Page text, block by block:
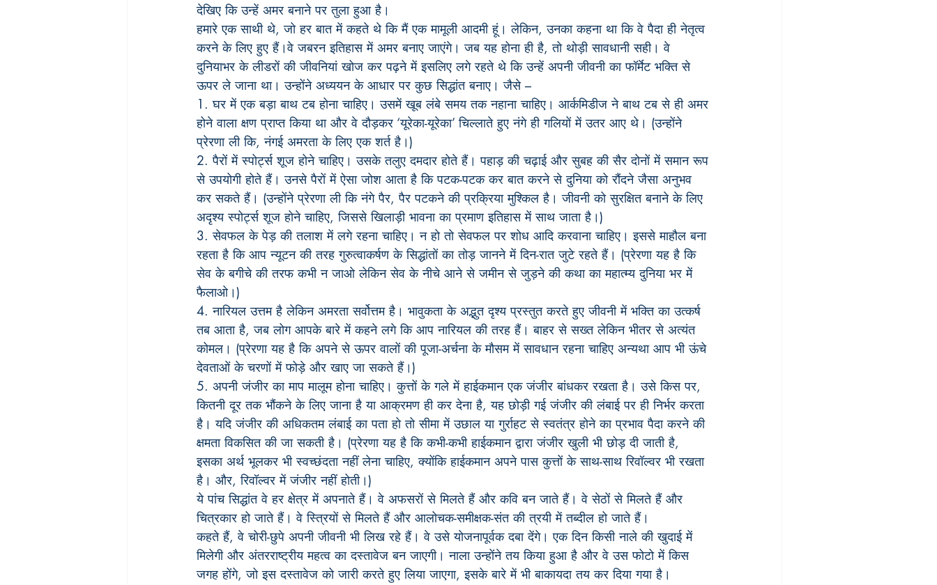
देखिए कि उन्हें अमर बनाने पर तुला हुआ है।
हमारे एक साथी थे, जो हर बात में कहते थे कि मैं एक मामूली आदमी हूं। लेकिन, उनका कहना था कि वे पैदा ही नेतृत्व
करने के लिए हुए हैं।वे जबरन इतिहास में अमर बनाए जाएंगे। जब यह होना ही है, तो थोड़ी सावधानी सही। वे
दुनियाभर के लीडरों की जीवनियां खोज कर पढ़ने में इसलिए लगे रहते थे कि उन्हें अपनी जीवनी का फॉर्मेट भक्ति से
ऊपर ले जाना था। उन्होंने अध्ययन के आधार पर कुछ सिद्धांत बनाए। जैसे –
1. घर में एक बड़ा बाथ टब होना चाहिए। उसमें खूब लंबे समय तक नहाना चाहिए। आर्कमिडीज ने बाथ टब से ही अमर
होने वाला क्षण प्राप्त किया था और वे दौड़कर ‘यूरेका-यूरेका’ चिल्लाते हुए नंगे ही गलियों में उतर आए थे। (उन्होंने
प्रेरणा ली कि, नंगई अमरता के लिए एक शर्त है।)
2. पैरों में स्पोर्ट्स शूज होने चाहिए। उसके तलुए दमदार होते हैं। पहाड़ की चढ़ाई और सुबह की सैर दोनों में समान रूप
से उपयोगी होते हैं। उनसे पैरों में ऐसा जोश आता है कि पटक-पटक कर बात करने से दुनिया को रौंदने जैसा अनुभव
कर सकते हैं। (उन्होंने प्रेरणा ली कि नंगे पैर, पैर पटकने की प्रक्रिया मुश्किल है। जीवनी को सुरक्षित बनाने के लिए
अदृश्य स्पोर्ट्स शूज होने चाहिए, जिससे खिलाड़ी भावना का प्रमाण इतिहास में साथ जाता है।)
3. सेवफल के पेड़ की तलाश में लगे रहना चाहिए। न हो तो सेवफल पर शोध आदि करवाना चाहिए। इससे माहौल बना
रहता है कि आप न्यूटन की तरह गुरुत्वाकर्षण के सिद्धांतों का तोड़ जानने में दिन-रात जुटे रहते हैं। (प्रेरणा यह है कि
सेव के बगीचे की तरफ कभी न जाओ लेकिन सेव के नीचे आने से जमीन से जुड़ने की कथा का महात्म्य दुनिया भर में
फैलाओ।)
4. नारियल उत्तम है लेकिन अमरता सर्वोत्तम है। भावुकता के अद्भुत दृश्य प्रस्तुत करते हुए जीवनी में भक्ति का उत्कर्ष
तब आता है, जब लोग आपके बारे में कहने लगे कि आप नारियल की तरह हैं। बाहर से सख्त लेकिन भीतर से अत्यंत
कोमल। (प्रेरणा यह है कि अपने से ऊपर वालों की पूजा-अर्चना के मौसम में सावधान रहना चाहिए अन्यथा आप भी ऊंचे
देवताओं के चरणों में फोड़े और खाए जा सकते हैं।)
5. अपनी जंजीर का माप मालूम होना चाहिए। कुत्तों के गले में हाईकमान एक जंजीर बांधकर रखता है। उसे किस पर,
कितनी दूर तक भौंकने के लिए जाना है या आक्रमण ही कर देना है, यह छोड़ी गई जंजीर की लंबाई पर ही निर्भर करता
है। यदि जंजीर की अधिकतम लंबाई का पता हो तो सीमा में उछाल या गुर्राहट से स्वतंत्र होने का प्रभाव पैदा करने की
क्षमता विकसित की जा सकती है। (प्रेरणा यह है कि कभी-कभी हाईकमान द्वारा जंजीर खुली भी छोड़ दी जाती है,
इसका अर्थ भूलकर भी स्वच्छंदता नहीं लेना चाहिए, क्योंकि हाईकमान अपने पास कुत्तों के साथ-साथ रिवॉल्वर भी रखता
है। और, रिवॉल्वर में जंजीर नहीं होती।)
ये पांच सिद्धांत वे हर क्षेत्र में अपनाते हैं। वे अफसरों से मिलते हैं और कवि बन जाते हैं। वे सेठों से मिलते हैं और
चित्रकार हो जाते हैं। वे स्त्रियों से मिलते हैं और आलोचक-समीक्षक-संत की त्रयी में तब्दील हो जाते हैं।
कहते हैं, वे चोरी-छुपे अपनी जीवनी भी लिख रहे हैं। वे उसे योजनापूर्वक दबा देंगे। एक दिन किसी नाले की खुदाई में
मिलेगी और अंतरराष्ट्रीय महत्व का दस्तावेज बन जाएगी। नाला उन्होंने तय किया हुआ है और वे उस फोटो में किस
जगह होंगे, जो इस दस्तावेज को जारी करते हुए लिया जाएगा, इसके बारे में भी बाकायदा तय कर दिया गया है।